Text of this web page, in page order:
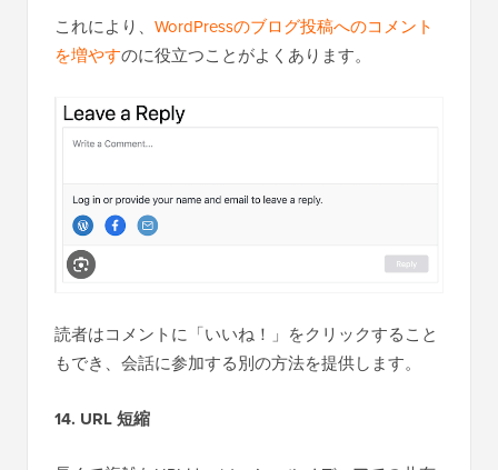
これにより、 WordPressのブログ投稿へのコメント
を増やすのに役立つことがよくあります。
読者はコメントに「いいね！」をクリックすること
もでき、会話に参加する別の方法を提供します。
14. URL 短縮